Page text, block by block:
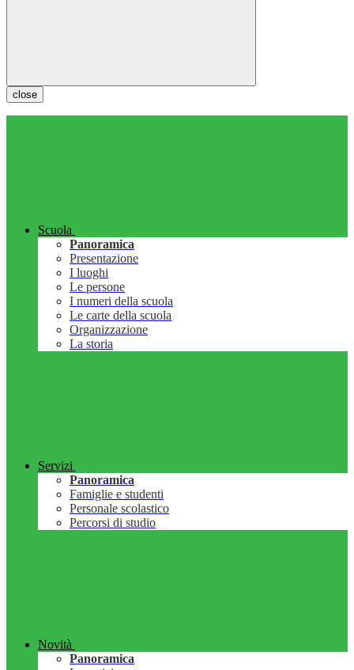
close
Scuola
Panoramica
Presentazione
I luoghi
Le persone
I numeri della scuola
Le carte della scuola
Organizzazione
La storia
Servizi
Panoramica
Famiglie e studenti
Personale scolastico
Percorsi di studio
Novità
Panoramica